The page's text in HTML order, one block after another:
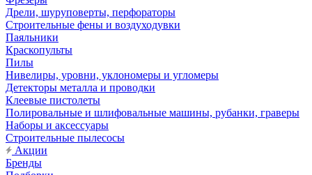
Дрели, шуруповерты, перфораторы
Строительные фены и воздуходувки
Паяльники
Краскопульты
Пилы
Нивелиры, уровни, уклономеры и угломеры
Детекторы металла и проводки
Клеевые пистолеты
Полировальные и шлифовальные машины, рубанки, граверы
Наборы и аксессуары
Строительные пылесосы
Акции
Бренды